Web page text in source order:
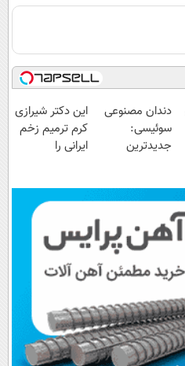
دندان مصنوعی
سوئیسی:
جدیدترین
پرداخت قسطی
این دکتر شیرازی
کرم ترمیم زخم
ایرانی را